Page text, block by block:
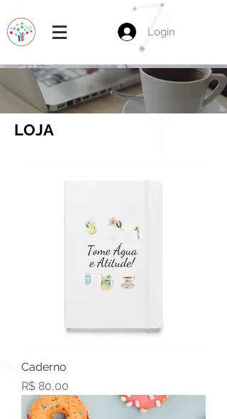
Login
LOJA
Caderno
Preço
R$ 80,00